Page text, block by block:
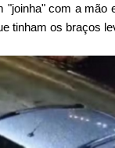
com a mão
tinham os braços